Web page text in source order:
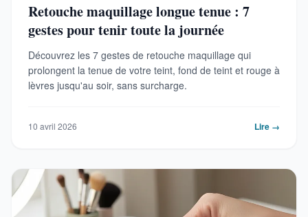
Retouche maquillage longue tenue : 7
gestes pour tenir toute la journée
Découvrez les 7 gestes de retouche maquillage qui
prolongent la tenue de votre teint, fond de teint et rouge à
lèvres jusqu'au soir, sans surcharge.
10 avril 2026 Lire →